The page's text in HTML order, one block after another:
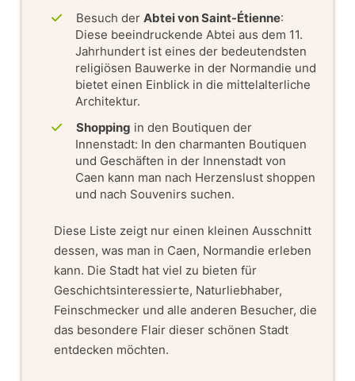
Besuch der Abtei von Saint-Étienne:
Diese beeindruckende Abtei aus dem 11.
Jahrhundert ist eines der bedeutendsten
religiösen Bauwerke in der Normandie und
bietet einen Einblick in die mittelalterliche
Architektur.
Shopping in den Boutiquen der
Innenstadt: In den charmanten Boutiquen
und Geschäften in der Innenstadt von
Caen kann man nach Herzenslust shoppen
und nach Souvenirs suchen.
Diese Liste zeigt nur einen kleinen Ausschnitt
dessen, was man in Caen, Normandie erleben
kann. Die Stadt hat viel zu bieten für
Geschichtsinteressierte, Naturliebhaber,
Feinschmecker und alle anderen Besucher, die
das besondere Flair dieser schönen Stadt
entdecken möchten.